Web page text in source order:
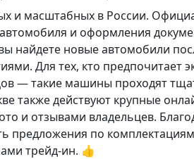
масштабных в России.
и оформления
найдете новые автомобили
Для тех, кто предпочитает
— такие машины проходят
также действуют крупные
и отзывами владельцев.
по
трейд-ин. 👍